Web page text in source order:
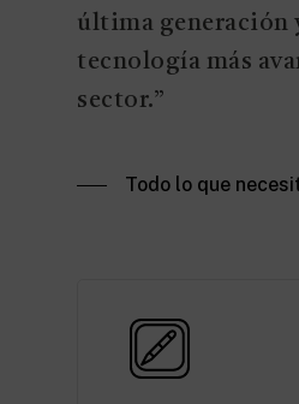
última generación
tecnología más
sector.”
Todo lo que